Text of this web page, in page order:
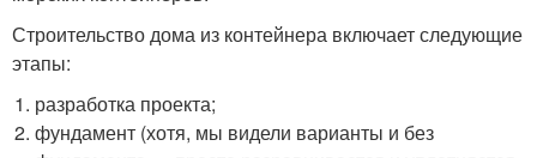
Строительство дома из контейнера включает следующие
этапы:
разработка проекта;
фундамент (хотя, мы видели варианты и без